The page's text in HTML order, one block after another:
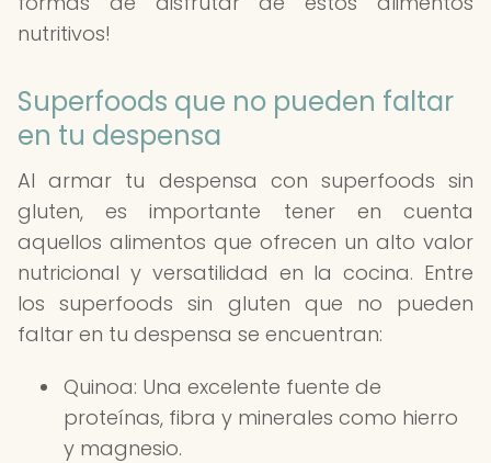
nutritivos!
Superfoods que no pueden faltar
en tu despensa
Al armar tu despensa con superfoods sin
gluten, es importante tener en cuenta
aquellos alimentos que ofrecen un alto valor
nutricional y versatilidad en la cocina. Entre
los superfoods sin gluten que no pueden
faltar en tu despensa se encuentran:
Quinoa: Una excelente fuente de
proteínas, fibra y minerales como hierro
y magnesio.